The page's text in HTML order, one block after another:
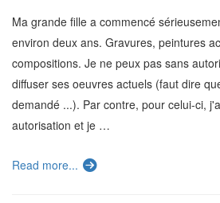
Ma grande fille a commencé
environ deux ans. Gravures, peintures
compositions. Je ne peux pas sans
diffuser ses oeuvres actuels (faut dire
demandé ...). Par contre, pour celui-ci,
autorisation et je …
Read more...